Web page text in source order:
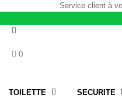
Service client à
0
TOILETTE SECURITE